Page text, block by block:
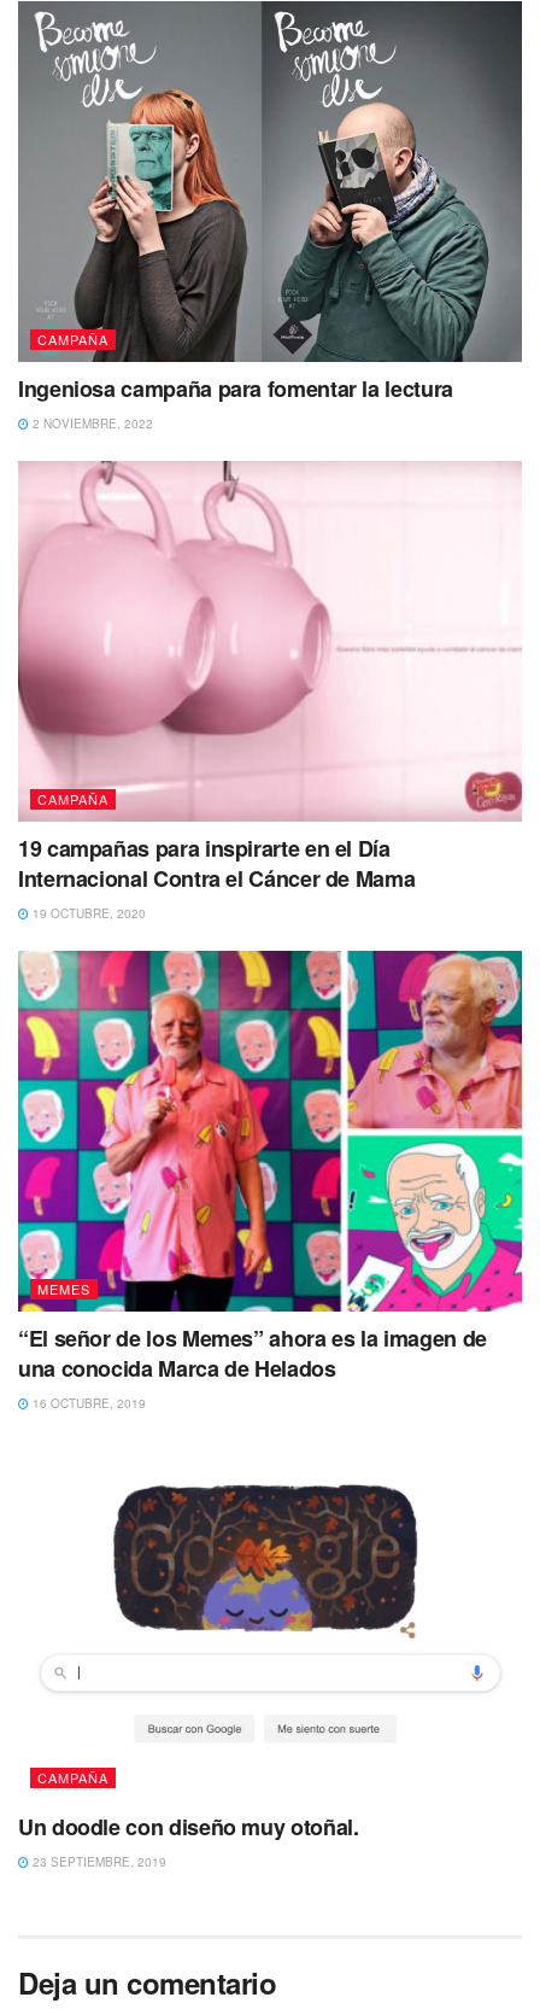
CAMPAÑA
Ingeniosa campaña para fomentar la lectura
2 NOVIEMBRE, 2022
CAMPAÑA
19 campañas para inspirarte en el Día
Internacional Contra el Cáncer de Mama
19 OCTUBRE, 2020
MEMES
“El señor de los Memes” ahora es la imagen de
una conocida Marca de Helados
16 OCTUBRE, 2019
CAMPAÑA
Un doodle con diseño muy otoñal.
23 SEPTIEMBRE, 2019
Deja un comentario